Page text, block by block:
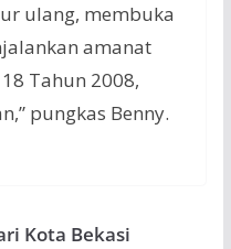
ulang, membuka
amanat
Tahun 2008,
pungkas Benny.
Kota Bekasi